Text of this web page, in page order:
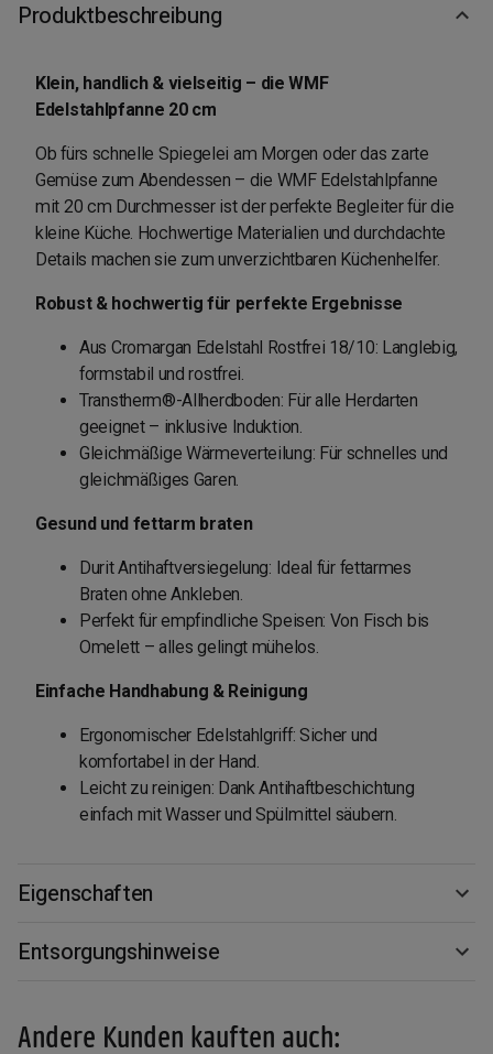
Produktbeschreibung
Klein, handlich & vielseitig – die WMF
Edelstahlpfanne 20 cm
Ob fürs schnelle Spiegelei am Morgen oder das zarte
Gemüse zum Abendessen – die WMF Edelstahlpfanne
mit 20 cm Durchmesser ist der perfekte Begleiter für die
kleine Küche. Hochwertige Materialien und durchdachte
Details machen sie zum unverzichtbaren Küchenhelfer.
Robust & hochwertig für perfekte Ergebnisse
Aus Cromargan Edelstahl Rostfrei 18/10: Langlebig,
formstabil und rostfrei.
Transtherm®-Allherdboden: Für alle Herdarten
geeignet – inklusive Induktion.
Gleichmäßige Wärmeverteilung: Für schnelles und
gleichmäßiges Garen.
Gesund und fettarm braten
Durit Antihaftversiegelung: Ideal für fettarmes
Braten ohne Ankleben.
Perfekt für empfindliche Speisen: Von Fisch bis
Omelett – alles gelingt mühelos.
Einfache Handhabung & Reinigung
Ergonomischer Edelstahlgriff: Sicher und
komfortabel in der Hand.
Leicht zu reinigen: Dank Antihaftbeschichtung
einfach mit Wasser und Spülmittel säubern.
Eigenschaften
Entsorgungshinweise
Andere Kunden kauften auch: